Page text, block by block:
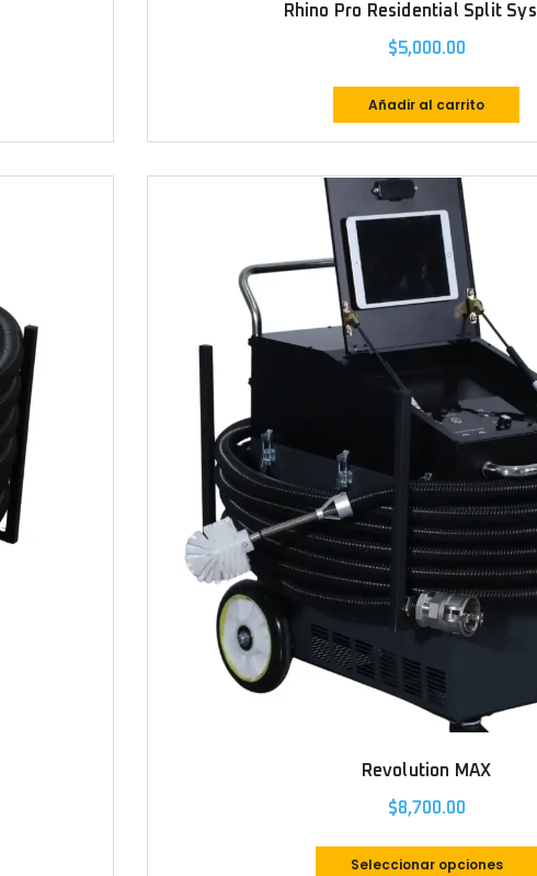
Rhino Pro Residential Split
$5,000.00
Añadir al carrito
Revolution MAX
$8,700.00
Seleccionar opciones